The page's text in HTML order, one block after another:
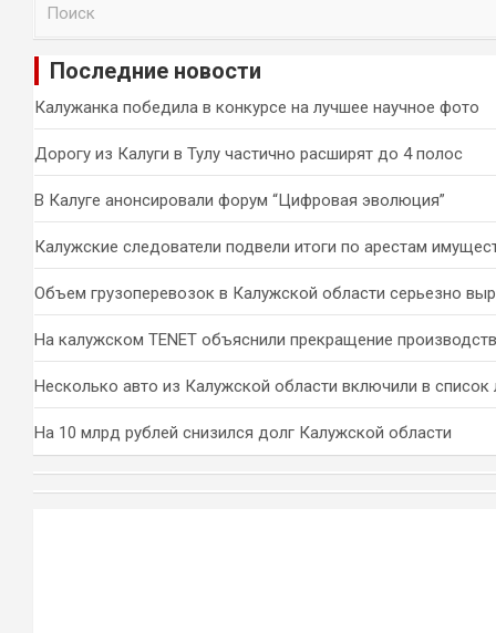
и
Последние новости
Калужанка победила в конкурсе на лучшее научное фото
Дорогу из Калуги в Тулу частично расширят до 4 полос
В Калуге анонсировали форум “Цифровая эволюция”
Калужские следователи подвели итоги по арестам
Объем грузоперевозок в Калужской области серьезно
На калужском TENET объяснили прекращение
Несколько авто из Калужской области включили в список
На 10 млрд рублей снизился долг Калужской области